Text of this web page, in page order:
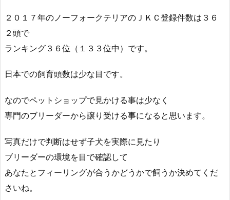
２０１７年のノーフォークテリアのＪＫＣ登録件数は３６
２頭で
ランキング３６位（１３３位中）です。
日本での飼育頭数は少な目です。
なのでペットショップで見かける事は少なく
専門のブリーダーから譲り受ける事になると思います。
写真だけで判断はせず子犬を実際に見たり
ブリーダーの環境を目で確認して
あなたとフィーリングが合うかどうかで飼うか決めてくだ
さいね。